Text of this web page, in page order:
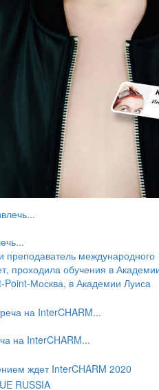
международного
проходила обучения в
Point-Москва, в Академии Луиса
на InterCHARM...
ждет InterCHARM 2020